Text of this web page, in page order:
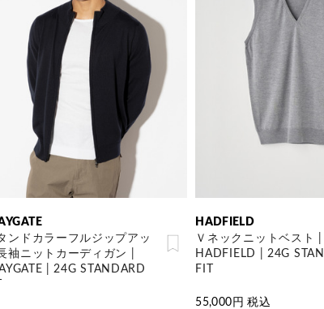
ンドカラーフルジップアッ
袖ニットカーディガン |
| 24G STANDARD
HADFIELD
Ｖネックニットベスト |
HADFIELD | 24G
FIT
55,000 円 税込